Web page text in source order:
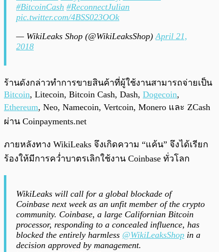
#BitcoinCash #ReconnectJulian
pic.twitter.com/4BSS023OOk
— WikiLeaks Shop (@WikiLeaksShop)April 21,
2018
ร้านดังกล่าวทำการขายสินค้าที่ผู้ใช้งานสามารถจ่ายเป็น
Bitcoin, Litecoin, Bitcoin Cash, Dash, Dogecoin,
Ethereum, Neo, Namecoin, Vertcoin, Monero และ ZCash
ผ่าน Coinpayments.net
ภายหลังทาง WikiLeaks จึงเกิดความ “แค้น” จึงได้เรียก
ร้องให้มีการคว่ำบาตรเลิกใช้งาน Coinbase ทั่วโลก
WikiLeaks will call for a global blockade of
Coinbase next week as an unfit member of the crypto
community. Coinbase, a large Californian Bitcoin
processor, responding to a concealed influence, has
blocked the entirely harmless @WikiLeaksShop in a
decision approved by management.